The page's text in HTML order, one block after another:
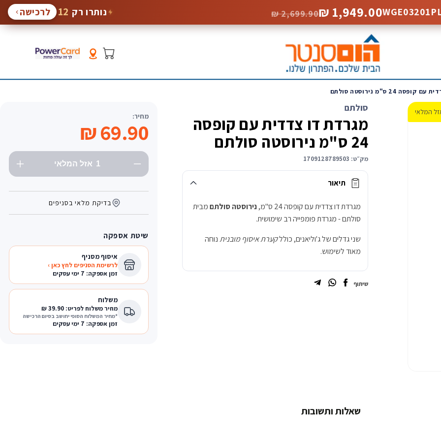
1,949.00 ₪
2,699.90 ₪ נותרו רק 12 לרכישה
סל
קניות
24 ס"מ נירוסטה סולתם
המלאי סולתם
מגרדת דו צדדית עם קופסה
24 ס"מ נירוסטה סולתם
מק״ט: 1709128789503
תיאור
מגרדת דו צדדית עם קופסה 24 ס"מ, נירוסטה סולתםמבית
סולתם - מגרדת פומפייה רב שימושית.
שני גדלים של ג'וליאנים, כוללקערת איסוף מובניתנוחה
מאוד לשימוש.
שיתוף
מחיר:
69.90 ₪
אזל המלאי 1
בדיקת מלאי בסניפים
שיטת אספקה
איסוף מסניף
לרשימת הסניפים לחץ כאן ›
זמן אספקה: 7 ימי עסקים
משלוח
מחיר משלוח לפריט: 39.90 ₪
*מחיר המשלוח הסופי יחושב בסיום הרכישה
זמן אספקה: 7 ימי עסקים
שאלות ותשובות